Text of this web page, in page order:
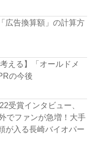
広告換算額」の計算方
える】「オールドメ
の今後
受賞インタビュー、
でファンが急増！大手
が入る長崎バイオパー